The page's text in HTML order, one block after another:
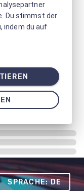
SPRACHE: DE
Du stimmst der
indem du auf